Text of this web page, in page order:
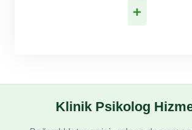
Klinik Psikolog